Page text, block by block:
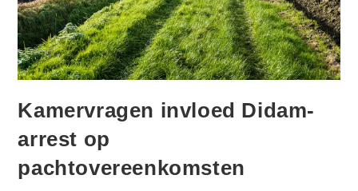
Kamervragen invloed Didam-
arrest op
pachtovereenkomsten